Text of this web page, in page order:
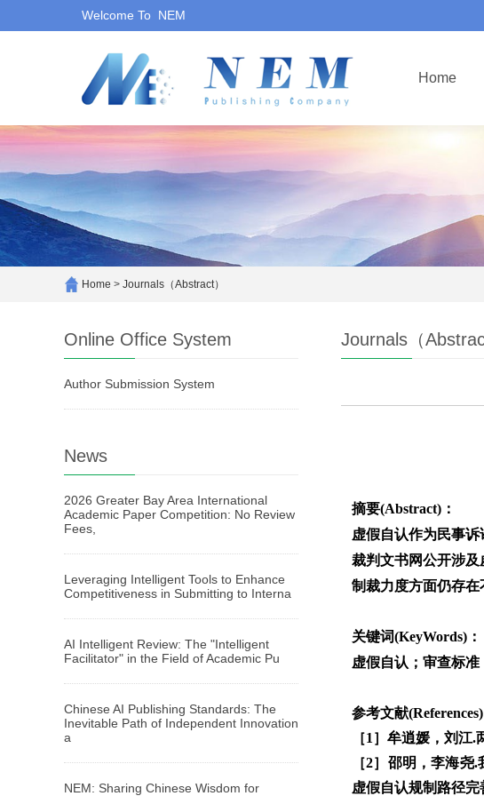
Welcome To NEM
Home
Home > Journals（Abstract）
Online Office System
Author Submission System
News
2026 Greater Bay Area International
Academic Paper Competition: No Review
Fees,
Leveraging Intelligent Tools to Enhance
Competitiveness in Submitting to Interna
AI Intelligent Review: The "Intelligent
Facilitator" in the Field of Academic Pu
Chinese AI Publishing Standards: The
Inevitable Path of Independent Innovation
a
NEM: Sharing Chinese Wisdom for
Journals（
摘要(Abstract)：
虚假自认作为民事
裁判文书网公开涉
制裁力度方面仍存在
关键词(KeyWords)：
虚假自认；审查标准
参考文献(References)
［1］牟逍媛，刘江.
［2］邵明，李海
虚假自认规制路径完